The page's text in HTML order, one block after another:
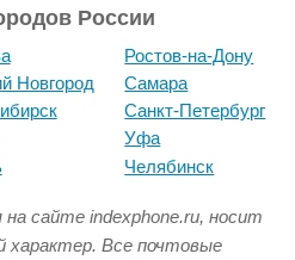
России
Новгород
Ростов-на-Дону
Самара
Санкт-Петербург
Уфа
Челябинск
сайте indexphone.ru, носит
характер. Все почтовые